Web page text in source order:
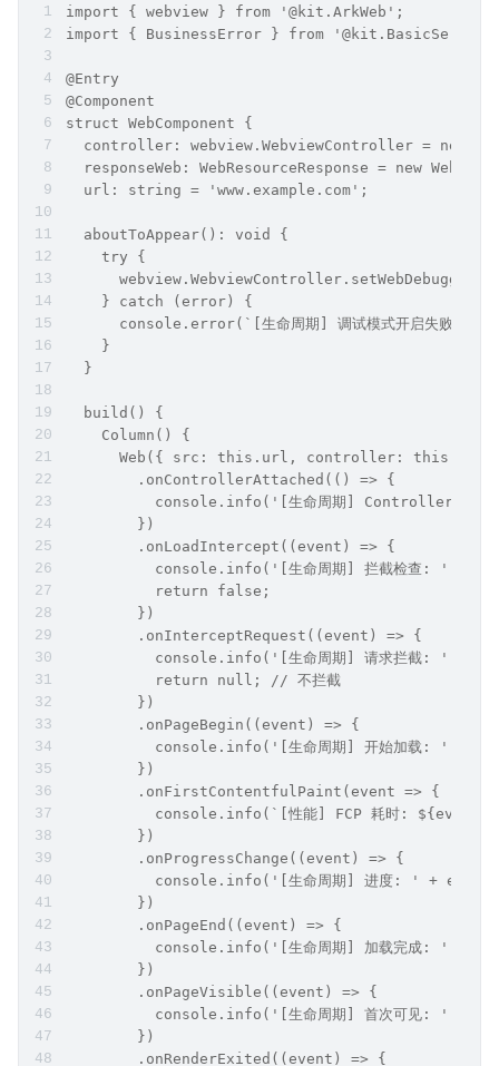
import { webview } from '@kit.ArkWeb';
import { BusinessError } from
@Entry
@Component
struct WebComponent {
controller: webview.WebviewController = new
responseWeb: WebResourceResponse = new
  url: string = 'www.example.com';
  aboutToAppear(): void {
    try {
    } catch (error) {
console.error(`[生命周期] 调试模式开启失败:
    }
  }
  build() {
    Column() {
Web({ src: this.url, controller:
        .onControllerAttached(() => {
console.info('[生命周期] Controller 绑定完
        })
        .onLoadIntercept((event) => {
console.info('[生命周期] 拦截检查: ' +
          return false;
        })
        .onInterceptRequest((event) => {
console.info('[生命周期] 请求拦截: ' +
          return null; // 不拦截
        })
        .onPageBegin((event) => {
console.info('[生命周期] 开始加载: ' +
        })
        .onFirstContentfulPaint(event => {
console.info(`[性能] FCP 耗时:
        })
        .onProgressChange((event) => {
console.info('[生命周期] 进度: ' +
        })
        .onPageEnd((event) => {
console.info('[生命周期] 加载完成: ' +
        })
        .onPageVisible((event) => {
console.info('[生命周期] 首次可见: ' +
        })
        .onRenderExited((event) => {